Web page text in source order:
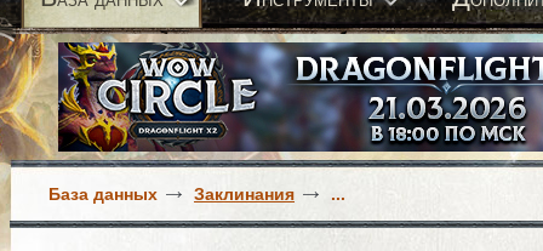
База данных Заклинания ...